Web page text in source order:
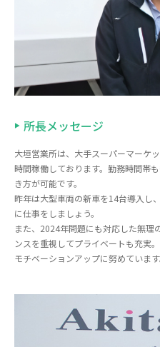
所長メッセージ
大垣営業所は、大手スーパーマーケ
時間稼働しております。勤務時間帯
き方が可能です。
昨年は大型車両の新車を14台導入し
に仕事をしましょう。
また、2024年問題にも対応した無理
ンスを重視してプライベートも充実。
モチベーションアップに努めています